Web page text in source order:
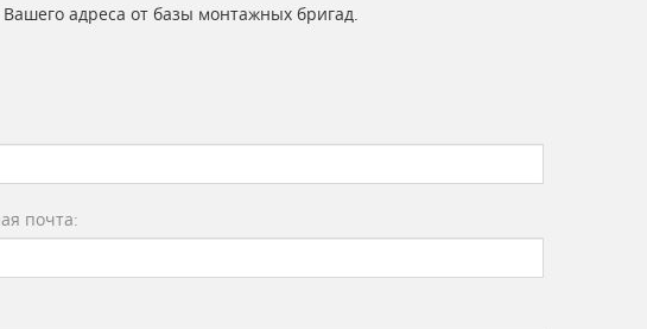
адреса от базы монтажных бригад.
почта: